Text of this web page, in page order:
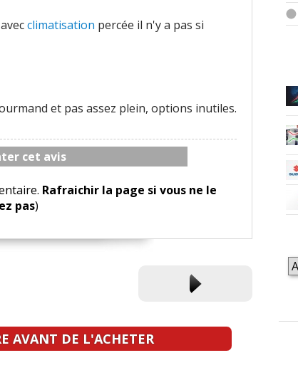
climatisation percée il n'y a pas si
et pas assez plein, options inutiles.
cet avis
Rafraichir la page si vous ne le
pas)
AVANT DE L'ACHETER